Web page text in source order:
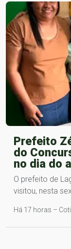
Prefeito
do
no dia do
O prefeito de
visitou, nesta
Há 17 horas –